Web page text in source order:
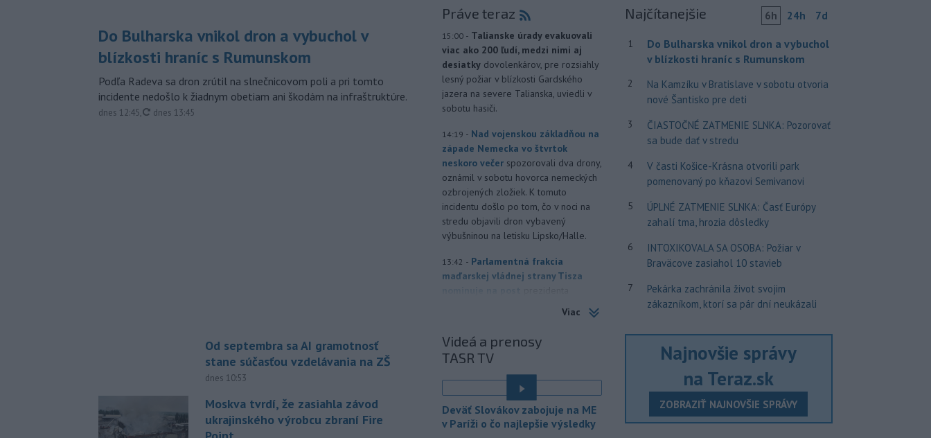
Do Bulharska vnikol dron a vybuchol v
blízkosti hraníc s Rumunskom
Podľa Radeva sa dron zrútil na slnečnicovom poli a pri tomto
incidente nedošlo k žiadnym obetiam ani škodám na infraštruktúre.
dnes 12:45, aktualizované
dnes 13:45
Od septembra sa AI gramotnosť
stane súčasťou vzdelávania na ZŠ
dnes 10:53
Moskva tvrdí, že zasiahla závod
ukrajinského výrobcu zbraní Fire
Práve teraz
15:00 - Talianske úrady evakuovali
viac ako 200 ľudí, medzi nimi aj
desiatky dovolenkárov, pre rozsiahly
lesný požiar v blízkosti Gardského
jazera na severe Talianska, uviedli v
sobotu hasiči.
14:19 - Nad vojenskou základňou na
západe Nemecka vo štvrtok
neskoro večer spozorovali dva drony,
oznámil v sobotu hovorca nemeckých
ozbrojených zložiek. K tomuto
incidentu došlo po tom, čo v noci na
stredu objavili dron vybavený
výbušninou na letisku Lipsko/Halle.
13:42 - Parlamentná frakcia
maďarskej vládnej strany Tisza
predsedu Najvyššieho súdu Andrása
Baku. Frakcia to v sobotu oznámila na
svojom účte na Facebooku po tajnom
hlasovaní.
Spojené arabské emiráty v
sobotu obvinili Irán z útoku na
tanker patriaci ich štátnej spoločnosti
Abu Dhabi National Oil Company
Viac
Videá a prenosy
TASR TV
Deväť Slovákov zabojuje na ME
v Paríži o čo najlepšie výsledky
Najčítanejšie 6h 24h 7d
1
Do Bulharska vnikol dron a vybuchol
v blízkosti hraníc s Rumunskom
2
Na Kamzíku v Bratislave v sobotu otvoria
nové Šantisko pre deti
3
ČIASTOČNÉ ZATMENIE SLNKA: Pozorovať
sa bude dať v stredu
4
V časti Košice-Krásna otvorili park
pomenovaný po kňazovi Semivanovi
5
ÚPLNÉ ZATMENIE SLNKA: Časť Európy
zahalí tma, hrozia dôsledky
6
INTOXIKOVALA SA OSOBA: Požiar v
Braväcove zasiahol 10 stavieb
7
Pekárka zachránila život svojim
zákazníkom, ktorí sa pár dní neukázali
Najnovšie správy
na Teraz.sk
ZOBRAZIŤ NAJNOVŠIE SPRÁVY